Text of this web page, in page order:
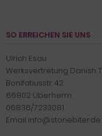
SO ERREICHEN SIE UNS
Ulrich Esau
Werksvertretung Danish
Bonifatiusstr. 42
66802 Überherrn
06836/7233081
Email info@stonebiter.de